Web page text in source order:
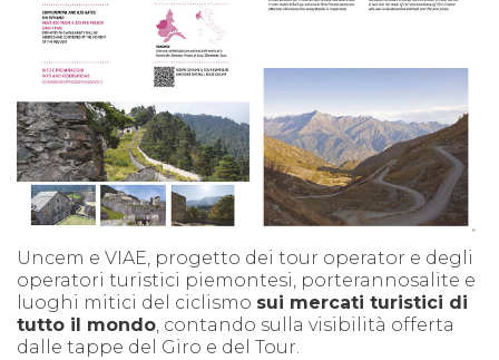
Uncem e VIAE, progetto dei tour operator e degli
operatori turistici piemontesi, porterannosalite e
luoghi mitici del ciclismo sui mercati turistici di
tutto il mondo, contando sulla visibilità offerta
dalle tappe del Giro e del Tour.